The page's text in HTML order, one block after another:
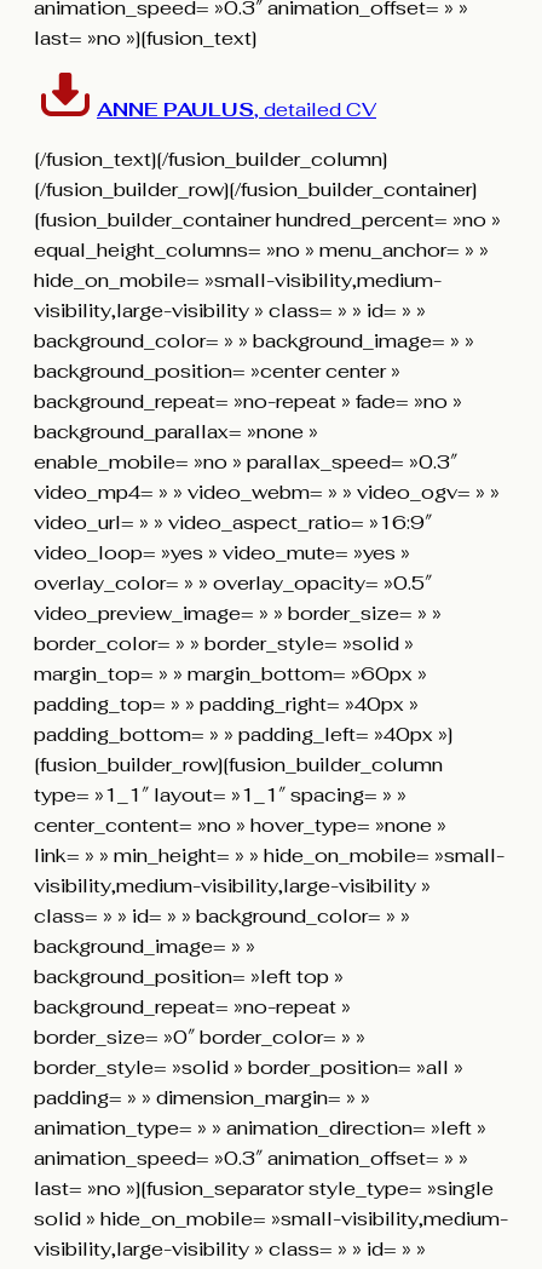
animation_speed= »0.3″ animation_offset= » »
last= »no »][fusion_text]
ANNE PAULUS, detailed CV
[/fusion_text][/fusion_builder_column]
[/fusion_builder_row][/fusion_builder_container]
[fusion_builder_container hundred_percent= »no »
equal_height_columns= »no » menu_anchor= » »
hide_on_mobile= »small-visibility,medium-
visibility,large-visibility » class= » » id= » »
background_color= » » background_image= » »
background_position= »center center »
background_repeat= »no-repeat » fade= »no »
background_parallax= »none »
enable_mobile= »no » parallax_speed= »0.3″
video_mp4= » » video_webm= » » video_ogv= » »
video_url= » » video_aspect_ratio= »16:9″
video_loop= »yes » video_mute= »yes »
overlay_color= » » overlay_opacity= »0.5″
video_preview_image= » » border_size= » »
border_color= » » border_style= »solid »
margin_top= » » margin_bottom= »60px »
padding_top= » » padding_right= »40px »
padding_bottom= » » padding_left= »40px »]
[fusion_builder_row][fusion_builder_column
type= »1_1″ layout= »1_1″ spacing= » »
center_content= »no » hover_type= »none »
link= » » min_height= » » hide_on_mobile= »small-
visibility,medium-visibility,large-visibility »
class= » » id= » » background_color= » »
background_image= » »
background_position= »left top »
background_repeat= »no-repeat »
border_size= »0″ border_color= » »
border_style= »solid » border_position= »all »
padding= » » dimension_margin= » »
animation_type= » » animation_direction= »left »
animation_speed= »0.3″ animation_offset= » »
last= »no »][fusion_separator style_type= »single
solid » hide_on_mobile= »small-visibility,medium-
visibility,large-visibility » class= » » id= » »